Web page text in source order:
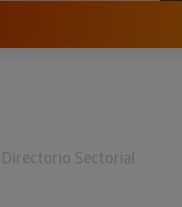
Directorio Sectorial